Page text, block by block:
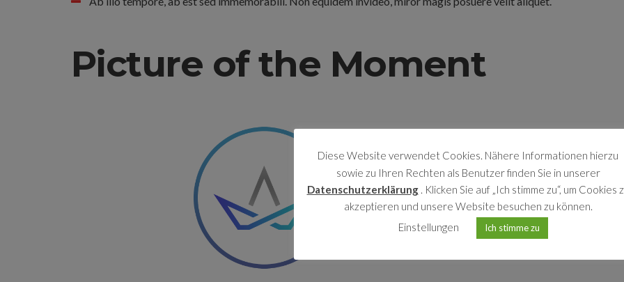
Picture of the Moment
Diese Website verwendet Cookies. Nähere Informationen hierzu
sowie zu Ihren Rechten als Benutzer finden Sie in unserer
Datenschutzerklärung. Klicken Sie auf „Ich stimme zu“, um Cookies
akzeptieren und unsere Website besuchen zu können.
Einstellungen
Ich stimme zu